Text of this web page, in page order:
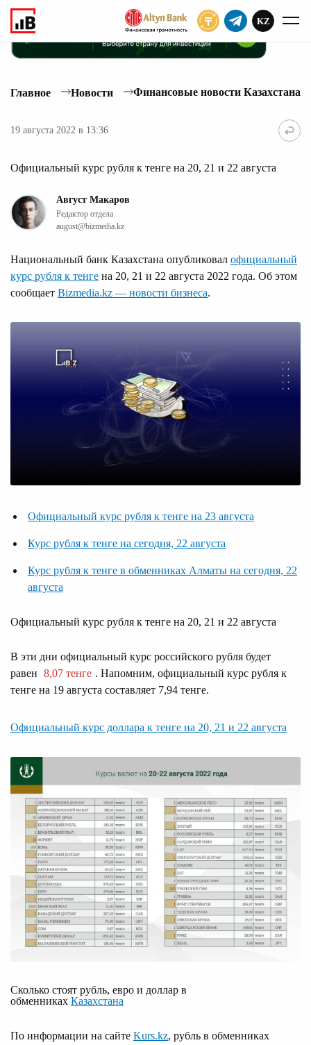
KZ
Главное Новости Финансовые новости Казахстана
19 августа 2022 в 13:36
Официальный курс рубля к тенге на 20, 21 и 22 августа
Август Макаров
Редактор отдела
august@bizmedia.kz
Национальный банк Казахстана опубликовал официальный
курс рубля к тенге на 20, 21 и 22 августа 2022 года. Об этом
сообщает Bizmedia.kz — новости бизнеса.
Официальный курс рубля к тенге на 23 августа
Курс рубля к тенге на сегодня, 22 августа
Курс рубля к тенге в обменниках Алматы на сегодня, 22
августа
Официальный курс рубля к тенге на 20, 21 и 22 августа
В эти дни официальный курс российского рубля будет
равен 8,07 тенге . Напомним, официальный курс рубля к
тенге на 19 августа составляет 7,94 тенге.
Официальный курс доллара к тенге на 20, 21 и 22 августа
Сколько стоят рубль, евро и доллар в
обменниках Казахстана
По информации на сайте Kurs.kz, рубль в обменниках